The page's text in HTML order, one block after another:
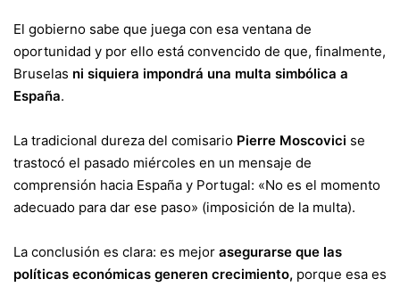
El gobierno sabe que juega con esa ventana de
oportunidad y por ello está convencido de que, finalmente,
Bruselas ni siquiera impondrá una multa simbólica a
España.
La tradicional dureza del comisario Pierre Moscovici se
trastocó el pasado miércoles en un mensaje de
comprensión hacia España y Portugal: «No es el momento
adecuado para dar ese paso» (imposición de la multa).
La conclusión es clara: es mejor asegurarse que las
políticas económicas generen crecimiento, porque esa es